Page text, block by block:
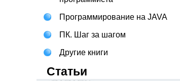
Программирование на JAVA
ПК. Шаг за шагом
Другие книги
Статьи